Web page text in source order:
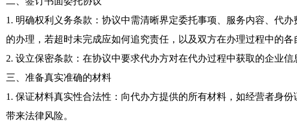
1. 明确权利义务条款：协议中需清晰界定委托事项、服务内容、代
的办理，若超时未完成应如何追究责任，以及双方在办理过程中的各
2. 设立保密条款：在协议中要求代办方对在代办过程中获取的企业
三、准备真实准确的材料
1. 保证材料真实性合法性：向代办方提供的所有材料，如经营者身
带来法律风险。